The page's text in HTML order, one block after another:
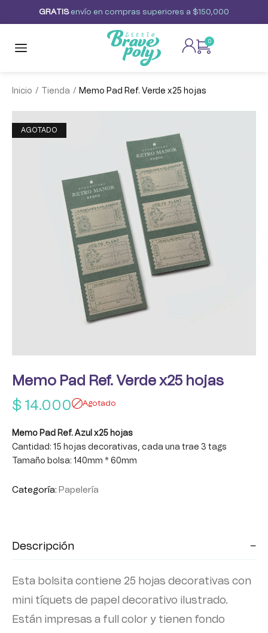
GRAT S envío en compras superiores a $150,000
0
Inicio / Tienda / Memo Pad Ref. Verde x25 hojas
AGOTADO
Memo Pad Ref. Verde x25 hojas
$ 14.000 Agotado
Memo Pad Ref. Azul x25 hojas
Cantidad: 15 hojas decorativas, cada una trae 3 tags
Tamaño bolsa: 140mm * 60mm
Categoría: Papelería
Descripción
Esta bolsita contiene 25 hojas decorativas con
mini tíquets de papel decorativo ilustrado.
Están impresas a full color y tienen fondo